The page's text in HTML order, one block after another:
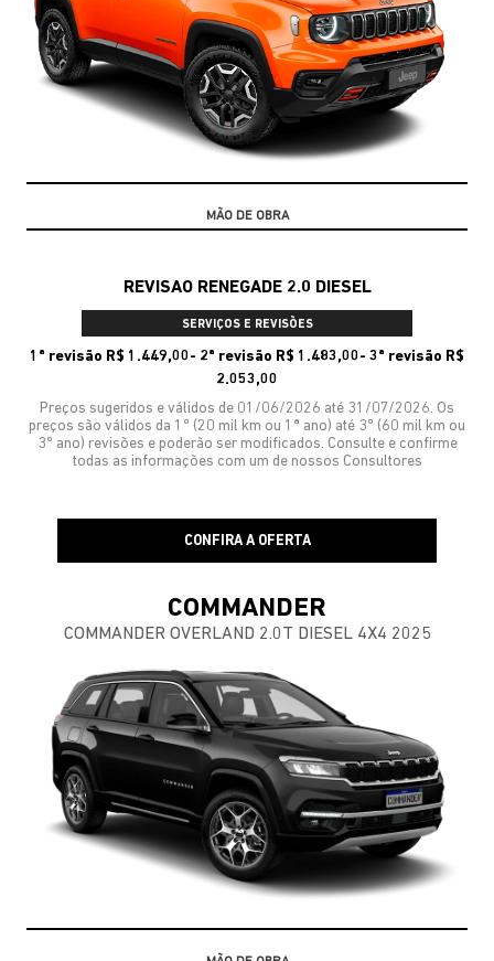
10% DE DESCONTO
REVISAO RENEGADE 2.0 DIESEL
SERVIÇOS E REVISÕES
1ª revisão R$ 1.449,00- 2ª revisão R$ 1.483,00- 3ª revisão R$
2.053,00
Preços sugeridos e válidos de 01/06/2026 até 31/07/2026. Os
preços são válidos da 1º (20 mil km ou 1ª ano) até 3º (60 mil km ou
3º ano) revisões e poderão ser modificados. Consulte e confirme
todas as informações com um de nossos Consultores
CONFIRA A OFERTA
COMMANDER
COMMANDER OVERLAND 2.0T DIESEL 4X4 2025
10% DE DESCONTO